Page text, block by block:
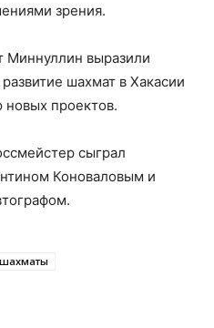
зрения.
Миннуллин выразили
шахмат в Хакасии
проектов.
сыграл
Коноваловым и
шахматы